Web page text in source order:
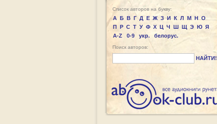
Список авторов на букву:
А Б В Г Д Е Ж З И К Л М Н О
П Р С Т У Ф Х Ц Ч Ш Щ Э Ю Я
A-Z
0-9 укр. белорус.
Поиск авторов:
НАЙТИ!